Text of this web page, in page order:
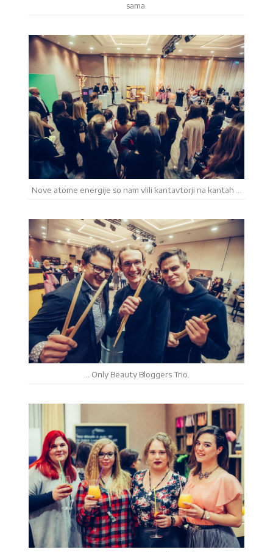
sama.
Nove atome energije so nam vlili kantavtorji na kantah …
… Only Beauty Bloggers Trio.